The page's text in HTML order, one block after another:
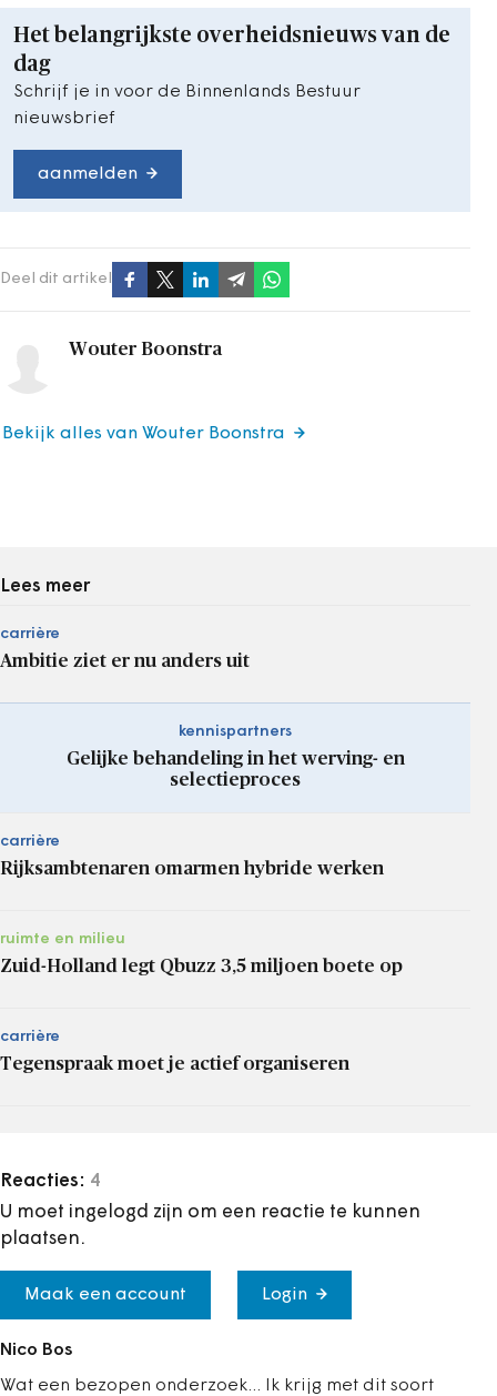
Het belangrijkste overheidsnieuws van de
dag
Schrijf je in voor de Binnenlands Bestuur
nieuwsbrief
aanmelden
Deel dit artikel
Wouter Boonstra
Bekijk alles van Wouter Boonstra
Lees meer
carrière
Ambitie ziet er nu anders uit
kennispartners
Gelijke behandeling in het werving- en
selectieproces
carrière
Rijksambtenaren omarmen hybride werken
ruimte en milieu
Zuid-Holland legt Qbuzz 3,5 miljoen boete op
carrière
Tegenspraak moet je actief organiseren
Reacties: 4
U moet ingelogd zijn om een reactie te kunnen
plaatsen.
Maak een account Login
Nico Bos
Wat een bezopen onderzoek... Ik krijg met dit soort